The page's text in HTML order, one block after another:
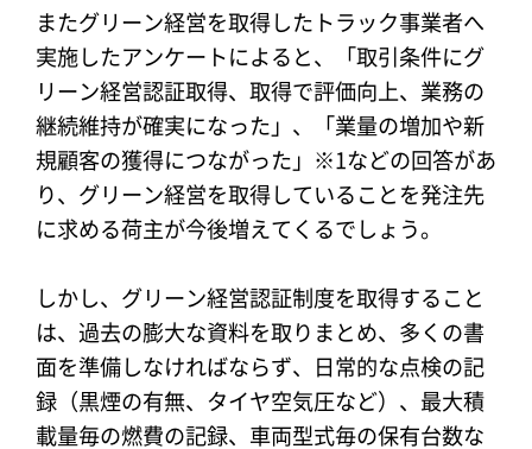
またグリーン経営を取得したトラック事業者へ
実施したアンケートによると、「取引条件にグ
リーン経営認証取得、取得で評価向上、業務の
継続維持が確実になった」、「業量の増加や新
規顧客の獲得につながった」※1などの回答があ
り、グリーン経営を取得していることを発注先
に求める荷主が今後増えてくるでしょう。
しかし、グリーン経営認証制度を取得すること
は、過去の膨大な資料を取りまとめ、多くの書
面を準備しなければならず、日常的な点検の記
録（黒煙の有無、タイヤ空気圧など）、最大積
載量毎の燃費の記録、車両型式毎の保有台数な